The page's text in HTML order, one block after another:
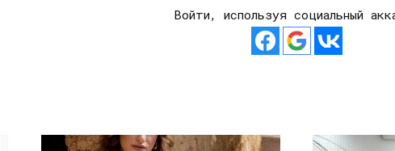
Войти, используя социальный